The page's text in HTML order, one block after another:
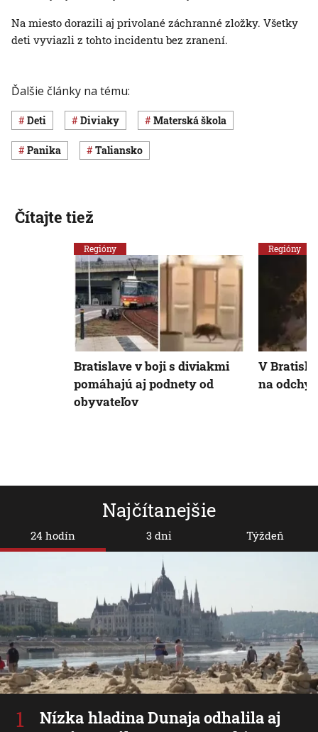
Na miesto dorazili aj privolané záchranné zložky. Všetky
deti vyviazli z tohto incidentu bez zranení.
Ďalšie články na tému:
deti diviaky materská škola
panika Taliansko
Najčítanejšie
24 hodín
Nízka hladina Dunaja odhalila aj
3 dni Týždeň
Čítajte tiež
Regióny
Bratislave v boji s diviakmi
pomáhajú aj podnety od
obyvateľov
Regióny
V
na